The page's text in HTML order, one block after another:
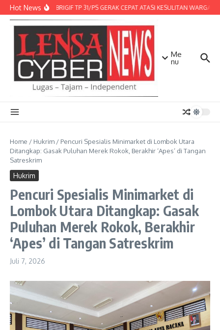
Lewati ke konten
Hot NewsDENMA BRIGIF TP 31/PS GERAK CEPAT ATASI KESULITAN WARGA,
Me
nu
Home / Hukrim / Pencuri Spesialis Minimarket di Lombok Utara
Ditangkap: Gasak Puluhan Merek Rokok, Berakhir ‘Apes’ di Tangan
Satreskrim
Hukrim
Pencuri Spesialis Minimarket di
Lombok Utara Ditangkap: Gasak
Puluhan Merek Rokok, Berakhir
‘Apes’ di Tangan Satreskrim
Juli 7, 2026